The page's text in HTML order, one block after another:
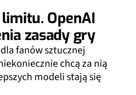
limitu. OpenAI
zasady gry
fanów sztucznej
chcą za nią
modeli stają się